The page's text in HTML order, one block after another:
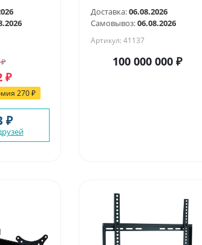
₽
270₽
₽
Доставка:06.08.2026
Самовывоз:06.08.2026
Артикул: 41137
100 000 000 ₽